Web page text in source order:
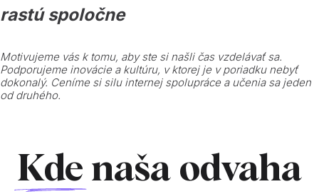
rastú spoločne
Motivujeme vás k tomu, aby ste si našli čas vzdelávať sa.
Podporujeme inovácie a kultúru, v ktorej je v poriadku nebyť
dokonalý. Ceníme si silu internej spolupráce a učenia sa jeden
od druhého.
Kde naša odvaha